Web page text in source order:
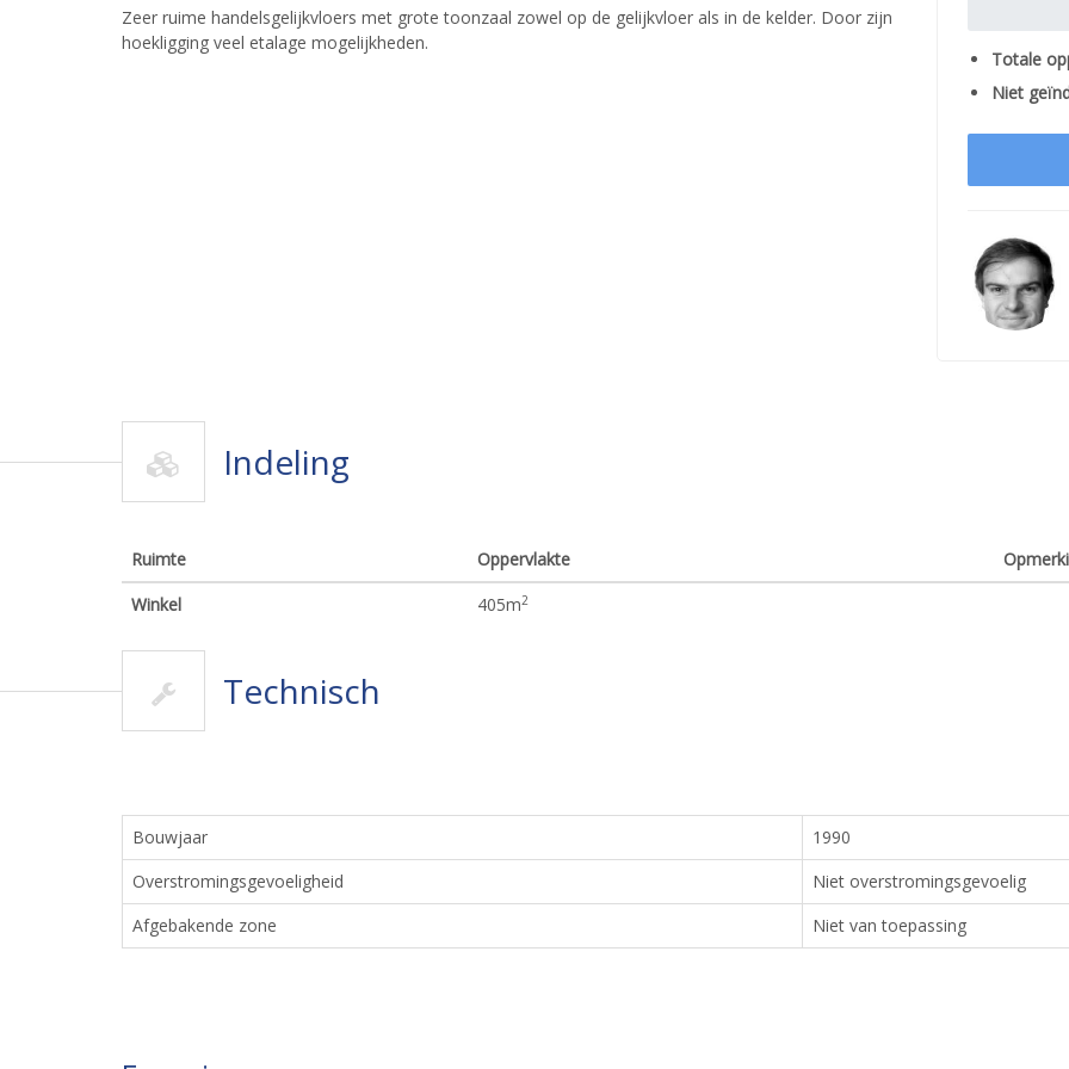
Zeer ruime handelsgelijkvloers met grote toonzaal zowel op de gelijkvloer als in de kelder. Door zijn
hoekligging veel etalage mogelijkheden.
Totale
Niet
Indeling
Ruimte Oppervlakte
Winkel
405m2
Technisch
Bouwjaar
1990
Overstromingsgevoeligheid
Niet overstromingsgevoelig
Afgebakende zone
Niet van toepassing